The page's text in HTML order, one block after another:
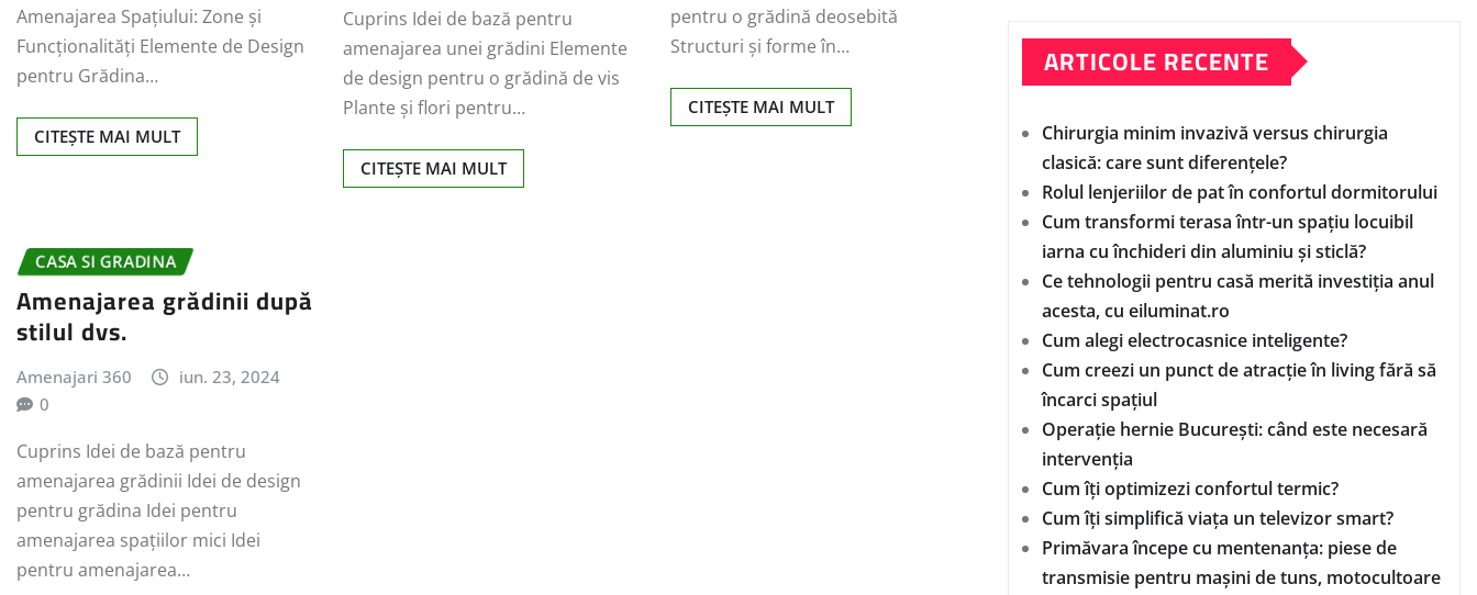
Amenajarea Spațiului: Zone și
Funcționalități Elemente de Design
pentru Grădina…
CITEȘTE MAI MULT
Cuprins Idei de bază pentru
amenajarea unei grădini Elemente
de design pentru o grădină de vis
Plante și flori pentru…
CITEȘTE MAI MULT
pentru o grădină deosebită
Structuri și forme în…
CITEȘTE MAI MULT
CASA SI GRADINA
Amenajarea grădinii după
stilul dvs.
Amenajari 360
iun. 23, 2024
0
Cuprins Idei de bază pentru
amenajarea grădinii Idei de design
pentru grădina Idei pentru
amenajarea spațiilor mici Idei
pentru amenajarea…
ARTICOLE RECENTE
Chirurgia minim invazivă versus chirurgia
clasică: care sunt diferențele?
Rolul lenjeriilor de pat în confortul dormitorului
Cum transformi terasa într-un spațiu locuibil
iarna cu închideri din aluminiu și sticlă?
Ce tehnologii pentru casă merită investiția anul
acesta, cu eiluminat.ro
Cum alegi electrocasnice inteligente?
Cum creezi un punct de atracție în living fără să
încarci spațiul
Operație hernie București: când este necesară
intervenția
Cum îți optimizezi confortul termic?
Cum îți simplifică viața un televizor smart?
Primăvara începe cu mentenanța: piese de
transmisie pentru mașini de tuns, motocultoare